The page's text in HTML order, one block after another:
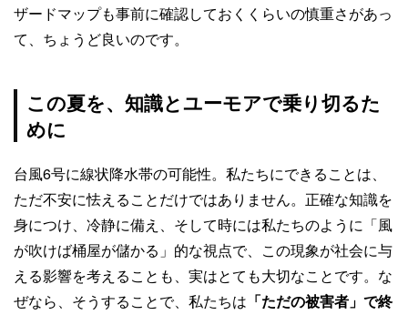
ザードマップも事前に確認しておくくらいの慎重さがあっ
て、ちょうど良いのです。
この夏を、知識とユーモアで乗り切るた
めに
台風6号に線状降水帯の可能性。私たちにできることは、
ただ不安に怯えることだけではありません。正確な知識を
身につけ、冷静に備え、そして時には私たちのように「風
が吹けば桶屋が儲かる」的な視点で、この現象が社会に与
える影響を考えることも、実はとても大切なことです。な
ぜなら、そうすることで、私たちは 「ただの被害者」で終